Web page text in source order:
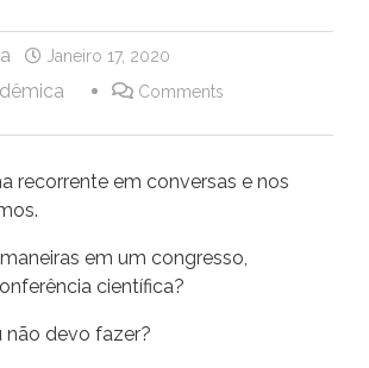
Janeiro 17, 2020
Comments
recorrente em conversas e nos
em um congresso,
científica?
não devo fazer?